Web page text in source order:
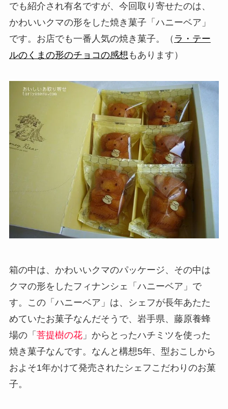
でも紹介され有名ですが、今回取り寄せたのは、
かわいいクマの形をした焼き菓子「ハニーベア」
です。お店でも一番人気の焼き菓子。（ ラ・テー
ルのくまの形のチョコの感想 もあります）
箱の中は、かわいいクマのパッケージ、その中は
クマの形をしたフィナンシェ「ハニーベア」で
す。この「ハニーベア」は、シェフが長年あたた
めていたお菓子なんだそうで、岩手県、藤原養蜂
場の「 菩提樹の花」からとったハチミツを使った
焼き菓子なんです。なんと構想5年、型おこしから
およそ1年かけて発売されたシェフこだわりのお菓
子。